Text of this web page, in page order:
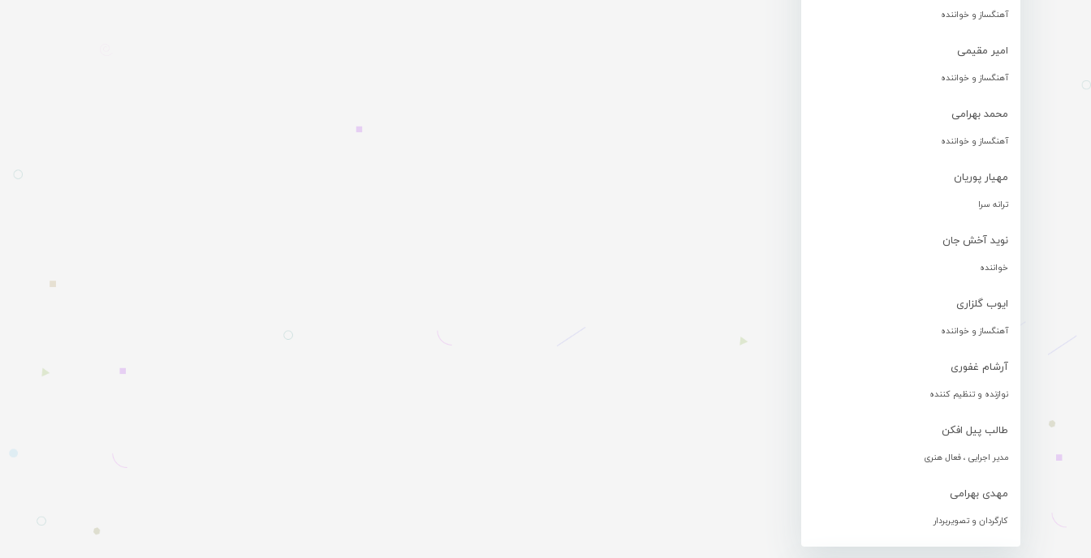
آهنگساز و خواننده
امیر مقیمی
آهنگساز و خواننده
محمد بهرامی
آهنگساز و خواننده
مهیار پوریان
ترانه سرا
نوید آخش جان
خواننده
ایوب گلزاری
آهنگساز و خواننده
آرشام غفوری
نوازنده و تنظیم کننده
طالب پیل افکن
مدیر اجرایی ، فعال هنری
مهدی بهرامی
کارگردان و تصویربردار